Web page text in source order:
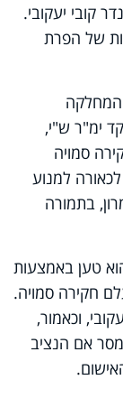
קובי יעקובי.
של הפרת
המחלקה
ימ"ר ש"י,
סמויה
למנוע
בתמורה
טען באמצעות
חקירה סמויה.
וכאמור,
אם הנציב